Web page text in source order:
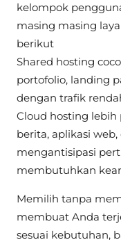
kelompok
masing masing
berikut
Shared hosting
portofolio, landing
dengan trafik
Cloud hosting lebih
berita, aplikasi
mengantisipasi
membutuhkan
Memilih tanpa
membuat Anda
sesuai kebutuhan,